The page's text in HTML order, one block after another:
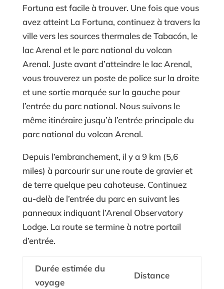
Fortuna est facile à trouver. Une fois que vous
avez atteint La Fortuna, continuez à travers la
ville vers les sources thermales de Tabacón, le
lac Arenal et le parc national du volcan
Arenal. Juste avant d’atteindre le lac Arenal,
vous trouverez un poste de police sur la droite
et une sortie marquée sur la gauche pour
l’entrée du parc national. Nous suivons le
même itinéraire jusqu’à l’entrée principale du
parc national du volcan Arenal.
Depuis l’embranchement, il y a 9 km (5,6
miles) à parcourir sur une route de gravier et
de terre quelque peu cahoteuse. Continuez
au-delà de l’entrée du parc en suivant les
panneaux indiquant l’Arenal Observatory
Lodge. La route se termine à notre portail
d’entrée.
Durée estimée du
voyage
Distance